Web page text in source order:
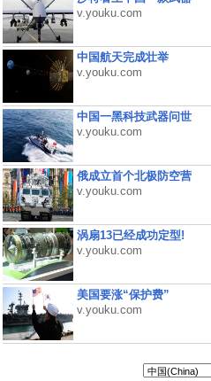
v.youku.com
中国航天完成壮举
v.youku.com
中国一黑科技武器问世
v.youku.com
俄成立首个北极防空营
v.youku.com
涡扇13已经成功定型!
v.youku.com
美国要涨“保护费”
v.youku.com